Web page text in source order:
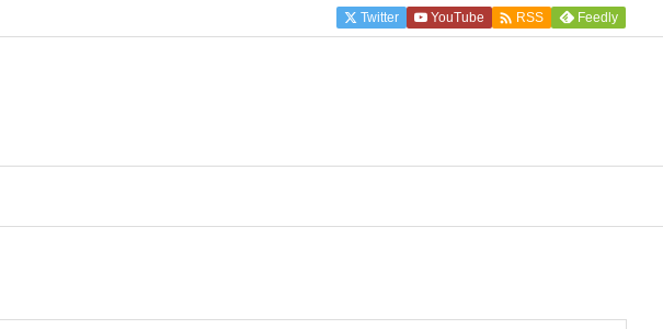
Twitter YouTube  RSS Feedly